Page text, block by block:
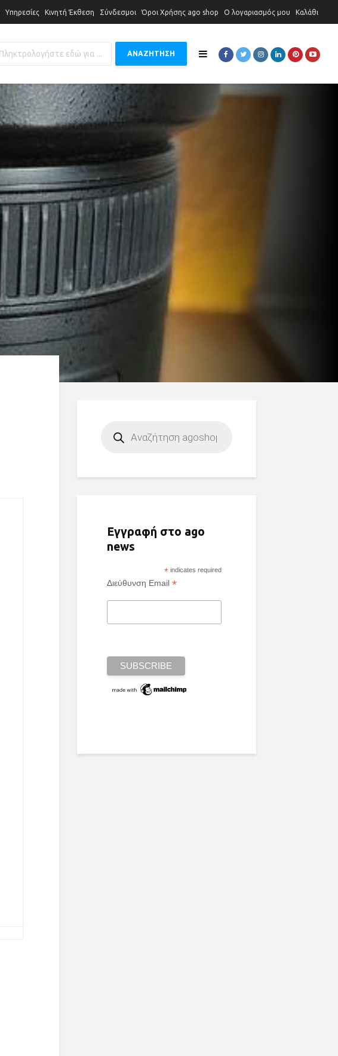
Υπηρεσίες Κινητή Έκθεση Σύνδεσμοι Όροι Χρήσης ago shop Ο λογαριασμός μου Καλάθι
ΑΝΑΖΗΤΗΣΗ
search
Εγγραφή στο ago
news
* indicates required
Διεύθυνση Email *